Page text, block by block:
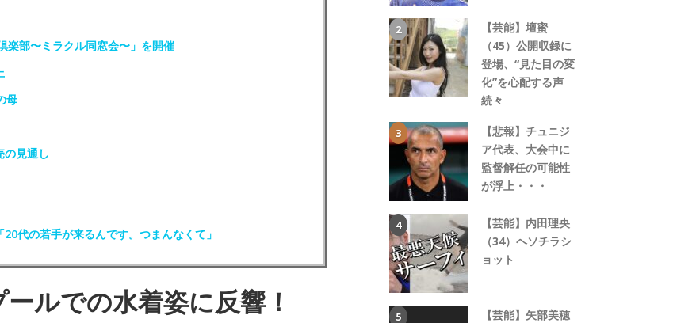
楽部〜ミラクル同窓会〜」を開催
母
の見通し
代の若手が来るんです。つまんなくて」
ルでの水着姿に反響！
【芸能】壇蜜
（45）公開収録に
登場、“見た目の変
化”を心配する声
続々
【悲報】チュニジ
ア代表、大会中に
監督解任の可能性
が浮上・・・
【芸能】内田理央
（34）ヘソチラシ
ョット
【芸能】矢部美穂